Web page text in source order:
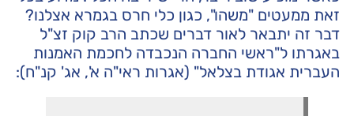
זאת ממעטים "משהו", כגון כלי חרס בגמרא אצלנו?
דבר זה יתבאר לאור דברים שכתב הרב קוק זצ"ל
באגרתו ל"ראשי החברה הנכבדה לחכמת האמנות
העברית אגודת בצלאל" (אגרות ראי"ה א', אג' קנ"ח):